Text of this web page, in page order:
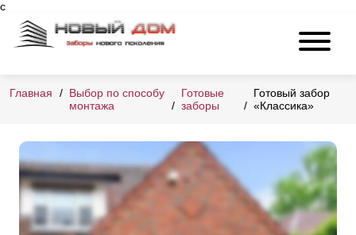
c
Главная
Выбор по способу
монтажа
Готовые
заборы
Готовый забор
«Классика»